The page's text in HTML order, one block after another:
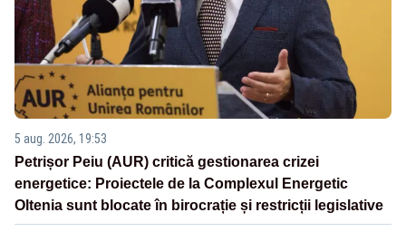
5 aug. 2026, 19:53
Petrișor Peiu (AUR) critică gestionarea crizei
energetice: Proiectele de la Complexul Energetic
Oltenia sunt blocate în birocrație și restricții legislative